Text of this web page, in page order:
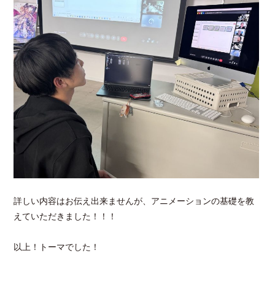
詳しい内容はお伝え出来ませんが、アニメーションの基礎を教
えていただきました！！！
以上！トーマでした！